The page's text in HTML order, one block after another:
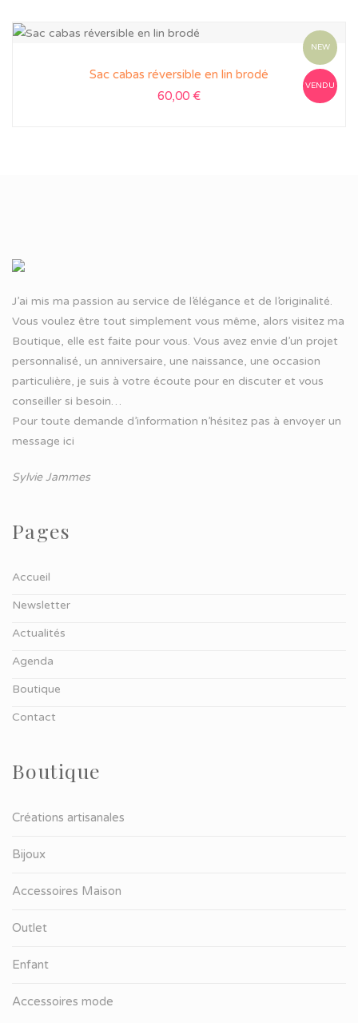
NEW
VENDU
Sac cabas réversible en lin brodé
60,00 €
J’ai mis ma passion au service de l’élégance et de l’originalité.
Vous voulez être tout simplement vous même, alors visitez ma
Boutique, elle est faite pour vous. Vous avez envie d’un projet
personnalisé, un anniversaire, une naissance, une occasion
particulière, je suis à votre écoute pour en discuter et vous
conseiller si besoin…
Pour toute demande d’information n’hésitez pas à envoyer un
message ici
Sylvie Jammes
Pages
Accueil
Newsletter
Actualités
Agenda
Boutique
Contact
Boutique
Créations artisanales
Bijoux
Accessoires Maison
Outlet
Enfant
Accessoires mode